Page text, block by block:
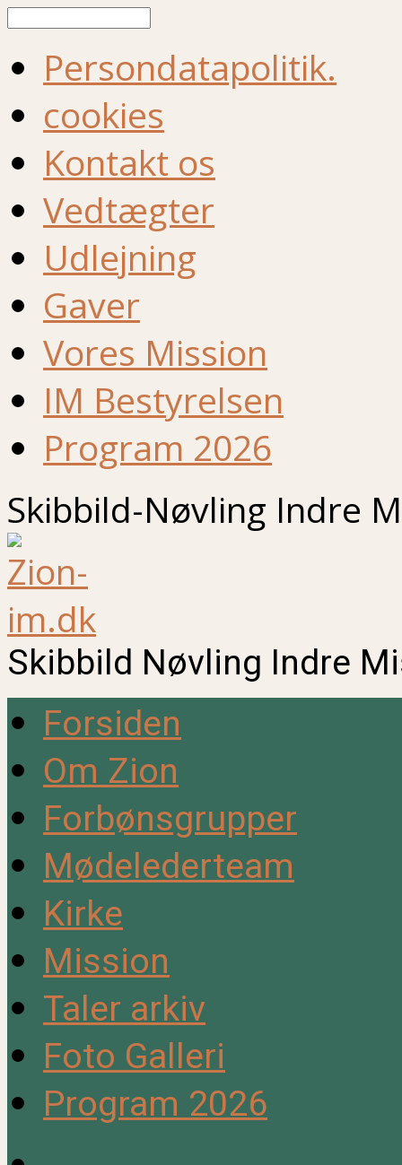
Persondatapolitik.
cookies
Kontakt os
Vedtægter
Udlejning
Gaver
Vores Mission
IM Bestyrelsen
Program 2026
Skibbild-Nøvling Indre
Skibbild Nøvling Indre
Forsiden
Om Zion
Forbønsgrupper
Mødelederteam
Kirke
Mission
Taler arkiv
Foto Galleri
Program 2026